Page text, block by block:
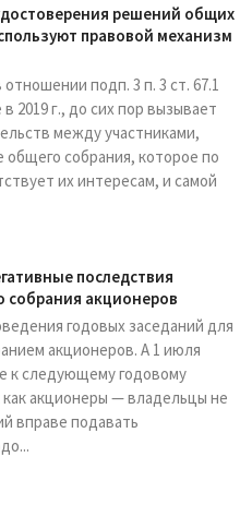
решений общих
правовой механизм
подп. 3 п. 3 ст. 67.1
2019 г., до сих пор вызывает
между участниками,
собрания, которое по
их интересам, и самой
последствия
собрания акционеров
годовых заседаний для
акционеров. А 1 июля
к следующему годовому
акционеры — владельцы не
вправе подавать